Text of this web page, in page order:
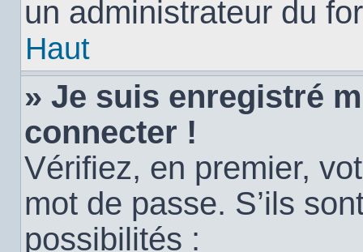
un administrateur du
Haut
» Je suis enregistré
connecter !
Vérifiez, en premier,
mot de passe. S’ils
possibilités :